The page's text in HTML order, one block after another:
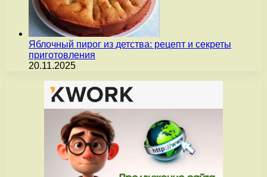
Яблочный пирог из детства: рецепт и секреты
приготовления
20.11.2025